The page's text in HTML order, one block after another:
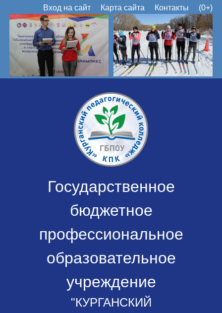
Вход на сайт Карта сайта Контакты (0+)
Государственное
бюджетное
профессиональное
образовательное
учреждение
"КУРГАНСКИЙ